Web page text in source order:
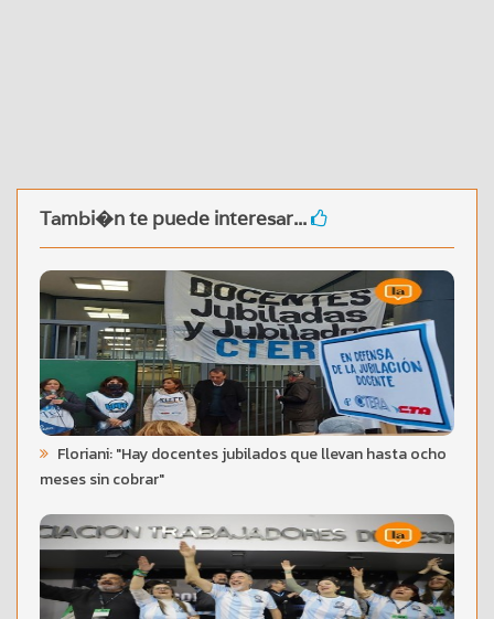
Tambi�n te puede interesar...
Floriani: "Hay docentes jubilados que llevan hasta ocho
meses sin cobrar"